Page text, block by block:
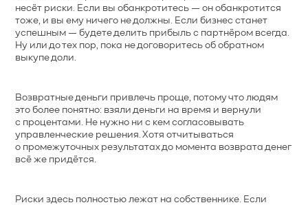
несёт риски. Если вы обанкротитесь — он обанкротится
тоже, и вы ему ничего не должны. Если бизнес станет
успешным — будете делить прибыль с партнёром всегда.
Ну или до тех пор, пока не договоритесь об обратном
выкупе доли.
Возвратные деньги привлечь проще, потому что людям
это более понятно: взяли деньги на время и вернули
с процентами. Не нужно ни с кем согласовывать
управленческие решения. Хотя отчитываться
о промежуточных результатах до момента возврата денег
всё же придётся.
Риски здесь полностью лежат на собственнике. Если